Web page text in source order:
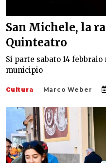
San Michele, la
Quinteatro
Si parte sabato 14
municipio
Cultura Marco Weber